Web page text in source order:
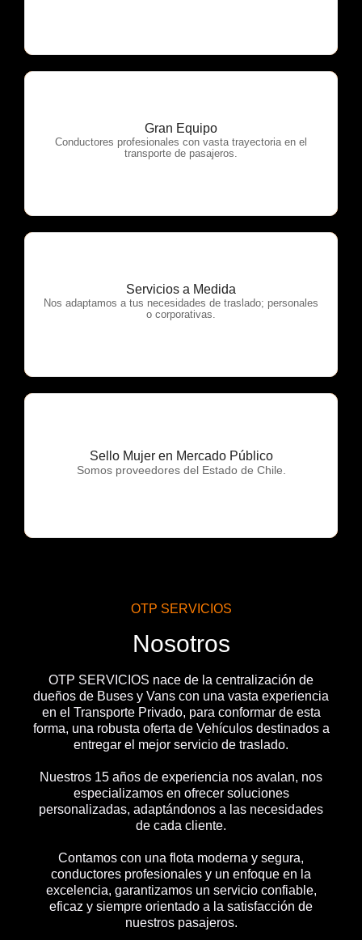
Gran Equipo
Conductores profesionales con vasta trayectoria en el
transporte de pasajeros.
OTP Servicios
Servicios a Medida
Nos adaptamos a tus necesidades de traslado; personales
o corporativas.
OTP Servicios
Sello Mujer en Mercado Público
Somos proveedores del Estado de Chile.
OTP Servicios
OTP SERVICIOS
Nosotros
OTP SERVICIOS nace de la centralización de
dueños de Buses y Vans con una vasta experiencia
en el Transporte Privado, para conformar de esta
forma, una robusta oferta de Vehículos destinados a
entregar el mejor servicio de traslado.
Nuestros 15 años de experiencia nos avalan, nos
especializamos en ofrecer soluciones
personalizadas, adaptándonos a las necesidades
de cada cliente.
Contamos con una flota moderna y segura,
conductores profesionales y un enfoque en la
excelencia, garantizamos un servicio confiable,
eficaz y siempre orientado a la satisfacción de
nuestros pasajeros.